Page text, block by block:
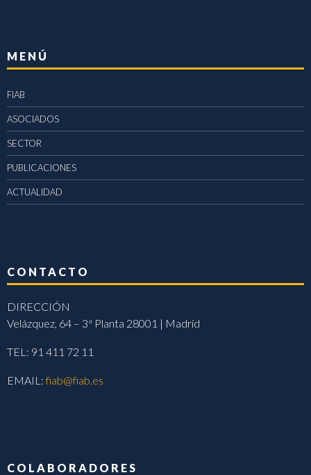
MENÚ
FIAB
ASOCIADOS
SECTOR
PUBLICACIONES
ACTUALIDAD
CONTACTO
DIRECCIÓN
Velázquez, 64 – 3ª Planta 28001 | Madrid
TEL: 91 411 72 11
EMAIL:fiab@fiab.es
COLABORADORES